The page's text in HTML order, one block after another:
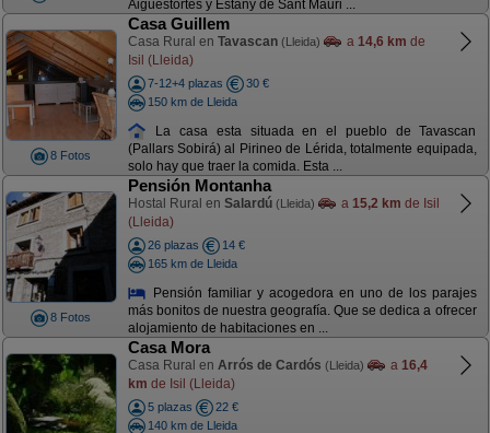
Aigüestortes y Estany de Sant Mauri ...
8 Fotos
Casa Guillem
Casa Rural en Tavascan (Lleida) a 14,6 km de
Isil (Lleida)
7-12+4 plazas
30 €
150 km de Lleida
La casa esta situada en el pueblo de Tavascan
(Pallars Sobirá) al Pirineo de Lérida, totalmente equipada,
solo hay que traer la comida. Esta ...
8 Fotos
Pensión Montanha
Hostal Rural en Salardú (Lleida) a 15,2 km de Isil
(Lleida)
26 plazas
14 €
165 km de Lleida
Pensión familiar y acogedora en uno de los parajes
más bonitos de nuestra geografía. Que se dedica a ofrecer
alojamiento de habitaciones en ...
Casa Mora
Casa Rural en Arrós de Cardós (Lleida) a 16,4
km de Isil (Lleida)
5 plazas
22 €
140 km de Lleida